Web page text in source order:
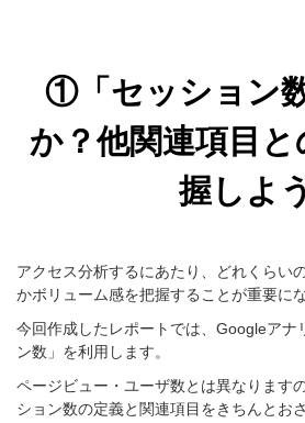
①「セッション
か？他関連項目
握しよう
アクセス分析するにあたり、どれくらい
かボリューム感を把握することが重要に
今回作成したレポートでは、Googleアナ
ン数」を利用します。
ページビュー・ユーザ数とは異なります
ション数の定義と関連項目をきちんとお